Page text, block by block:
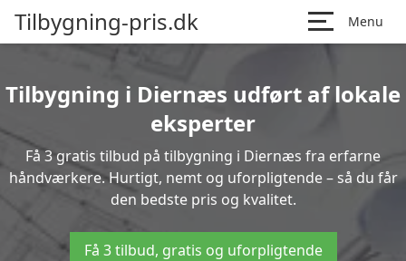
Tilbygning-pris.dk Menu
Tilbygning i Diernæs udført af lokale
eksperter
Få 3 gratis tilbud på tilbygning i Diernæs fra erfarne
håndværkere. Hurtigt, nemt og uforpligtende – så du får
den bedste pris og kvalitet.
Få 3 tilbud, gratis og uforpligtende